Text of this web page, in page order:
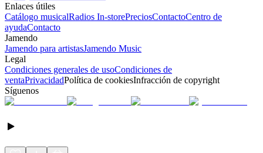
Enlaces útiles
Catálogo musicalRadios In-storePreciosContactoCentro de
ayudaContacto
Jamendo
Jamendo para artistasJamendo Music
Legal
Condiciones generales de usoCondiciones de
ventaPrivacidadPolítica de cookiesInfracción de copyright
Síguenos